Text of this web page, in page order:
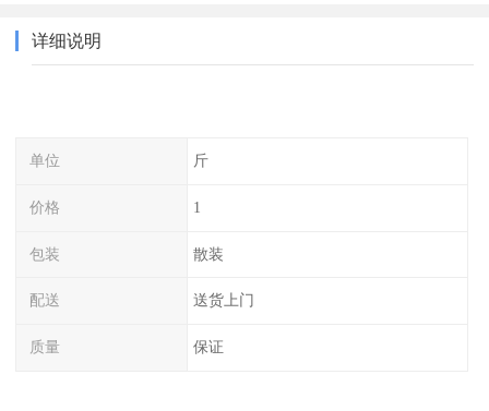
详细说明
单位 斤
价格 1
包装 散装
配送 送货上门
质量 保证